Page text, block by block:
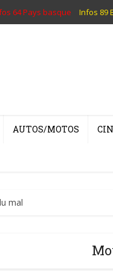
64 Pays basque Infos 89
AUTOS/MOTOS
mal